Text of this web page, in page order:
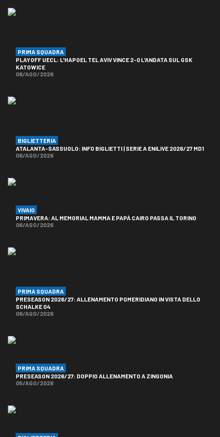
PRIMA SQUADRA
PLAYOFF UECL: L'HAPOEL TEL AVIV VINCE 2-0 L'ANDATA SUL GSK
KATOWICE
06/AGO/2026
BIGLIETTERIA
ATALANTA-SASSUOLO: INFO BIGLIETTI | SERIE A ENILIVE 2026/27 MD1
06/AGO/2026
VIVAIO
PRIMAVERA: AL MEMORIAL MAMMA E PAPÀ CAIRO PASSA IL TORINO
06/AGO/2026
PRIMA SQUADRA
PRESEASON 2026/27: ALLENAMENTO POMERIDIANO IN VISTA DELLO
SCHALKE 04
06/AGO/2026
PRIMA SQUADRA
PRESEASON 2026/27: DOPPIO ALLENAMENTO A ZINGONIA
05/AGO/2026